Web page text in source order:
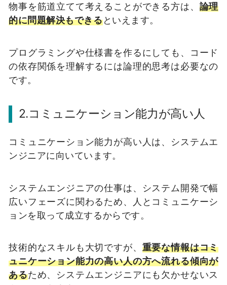
物事を筋道立てて考えることができる方は、 論理
的に問題解決もできるといえます。
プログラミングや仕様書を作るにしても、コード
の依存関係を理解するには論理的思考は必要なの
です。
2.コミュニケーション能力が高い人
コミュニケーション能力が高い人は、システムエ
ンジニアに向いています。
システムエンジニアの仕事は、システム開発で幅
広いフェーズに関わるため、人とコミュニケーシ
ョンを取って成立するからです。
技術的なスキルも大切ですが、 重要な情報はコミ
ュニケーション能力の高い人の方へ流れる傾向が
あるため、システムエンジニアにも欠かせないス